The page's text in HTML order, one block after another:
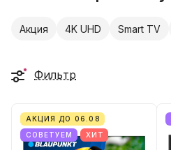
Акция 4K UHD Smart TV
Фильтр
АКЦИЯ ДО 06.08
СОВЕТУЕМ
ХИТ